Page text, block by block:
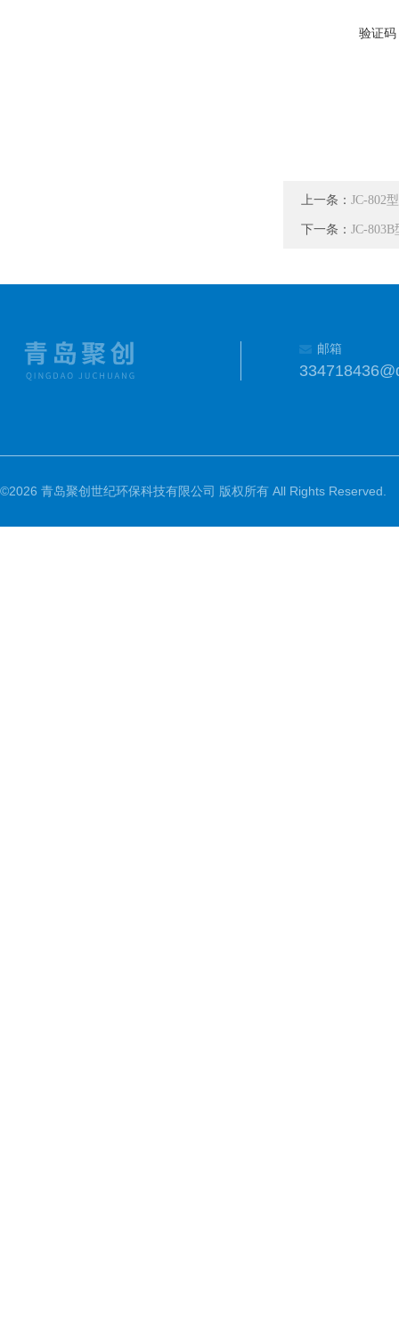
验证码
上一条： JC-802
下一条： JC-
邮箱
©2026 青岛聚创世纪环保科技有限公司 版权所有 All Rights Reserved.